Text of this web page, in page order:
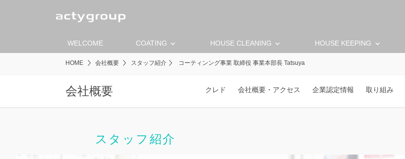
WELCOME COATING keyboard_arrow_down HOUSE CLEANING keyboard_arrow_down HOUSE KEEPING keyboard_arrow_down
HOME 会社概要 スタッフ紹介 コーティンング事業 取締役 事業本部長 Tatsuya
会社概要 クレド 会社概要・アクセス 企業認定情報 取り組み
スタッフ紹介